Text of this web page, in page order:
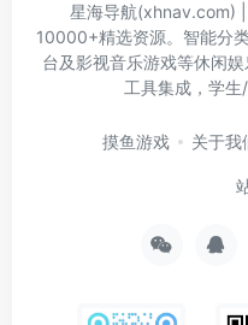
星海导航(xhnav.com)
10000+精选资源。智能分
台及影视音乐游戏等休闲
工具集成，学生
摸鱼游戏 关于我